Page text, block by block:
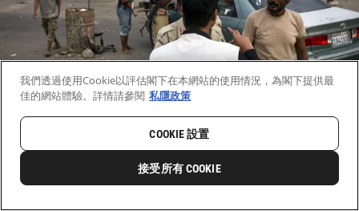
下載 分享
我們透過使用Cookie以評估閣下在本網站的使用情況，為閣下提供最
佳的網站體驗。詳情請參閱 私隱政策
COOKIE 設置
接受所有 COOKIE